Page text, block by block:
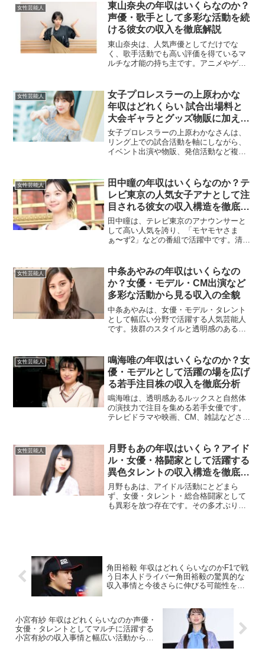
女性芸能人
東山奈央の年収はいくらなのか？
声優・歌手として多彩な活動を続
ける彼女の収入を徹底解説
東山奈央は、人気声優としてだけでな
く、歌手活動でも高い評価を得ているマ
ルチな才能の持ち主です。アニメやゲー
な分野で活躍しています。そんな東山奈
央の年収がどのように構成さ...
女性芸能人
女子プロレスラーの上原わかな
年収はどれくらい 試合出場料と
大会ギャラとグッズ物販に加えて
撮影や配信やスポンサー案件まで
収入源を整理して推定年収レンジ
を分かりやすく解説
女子プロレスラーの上原わかなさんは、
リング上での試合活動を軸にしながら、
イベント出演や物販、発信活動など複数
社員のような固定給ではなく「試合や大
会の出場」「イベント」「...
女性芸能人
田中瞳の年収はいくらなのか？テ
レビ東京の人気女子アナとして注
目される彼女の収入構造を徹底分
析
田中瞳は、テレビ東京のアナウンサーと
して高い人気を誇り、「モヤモヤさま
ぁ〜ず2」などの番組で活躍中です。清楚
な内訳になっているのでしょうか。この
記事では、田中瞳の収入源...
女性芸能人
中条あやみの年収はいくらなの
か？女優・モデル・CM出演など
多彩な活動から見る収入の全貌
中条あやみは、女優・モデル・タレント
として幅広い分野で活躍する人気芸能人
です。抜群のスタイルと透明感のある美
は、中条あやみの主な収入源と推定年収
について詳しく解説します...
女性芸能人
鳴海唯の年収はいくらなのか？女
優・モデルとして活躍の場を広げ
る若手注目株の収入を徹底分析
鳴海唯は、透明感あるルックスと自然体
の演技力で注目を集める若手女優です。
テレビドラマや映画、CM、雑誌などさま
唯の年収について、活動内容ごとに分析
していきます。テレビド...
女性芸能人
月野もあの年収はいくら？アイド
ル・女優・格闘家として活躍する
異色タレントの収入構造を徹底解
説
月野もあは、アイドル活動にとどまら
ず、女優・タレント・総合格闘家として
も異彩を放つ存在です。その多才ぶりと
角田裕毅 年収はどれくらいなのかF1で戦
う日本人ドライバー角田裕毅の驚異的な
収入事情と今後さらに伸びる可能性を徹
小宮有紗 年収はどれくらいなのか声優・
女優・タレントとしてマルチに活躍する
小宮有紗の収入事情と幅広い活動から見